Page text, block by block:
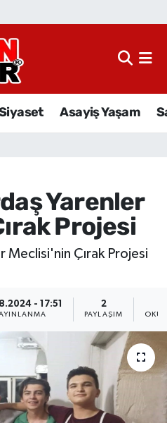
Asayiş Yaşam
Yarenler
Projesi
Meclisi'nin Çırak Projesi
- 17:51 2
PAYLAŞIM